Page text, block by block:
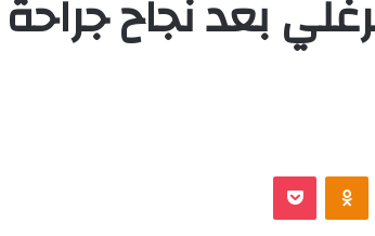
بعد نجاح جراحة